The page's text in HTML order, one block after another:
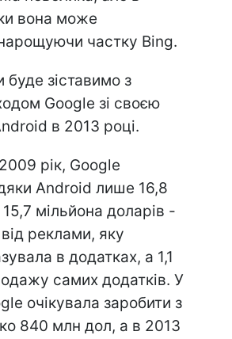
вона може
частку Bing.
буде зіставимо з
Google зі своєю
в 2013 році.
рік, Google
Android лише 16,8
мільйона доларів -
реклами, яку
в додатках, а 1,1
самих додатків. У
очікувала заробити з
840 млн дол, а в 2013